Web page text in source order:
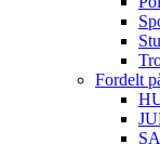
Fordelt